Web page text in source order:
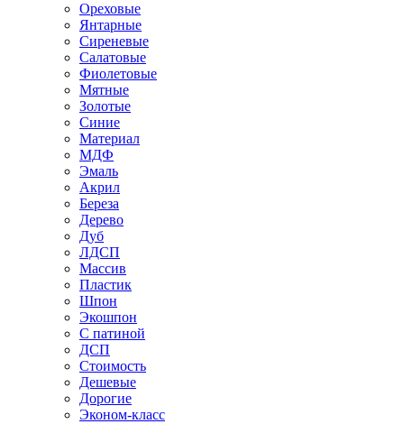
Ореховые
Янтарные
Сиреневые
Салатовые
Фиолетовые
Мятные
Золотые
Синие
Материал
МДФ
Эмаль
Акрил
Береза
Дерево
Дуб
ЛДСП
Массив
Пластик
Шпон
Экошпон
С патиной
ДСП
Стоимость
Дешевые
Дорогие
Эконом-класс